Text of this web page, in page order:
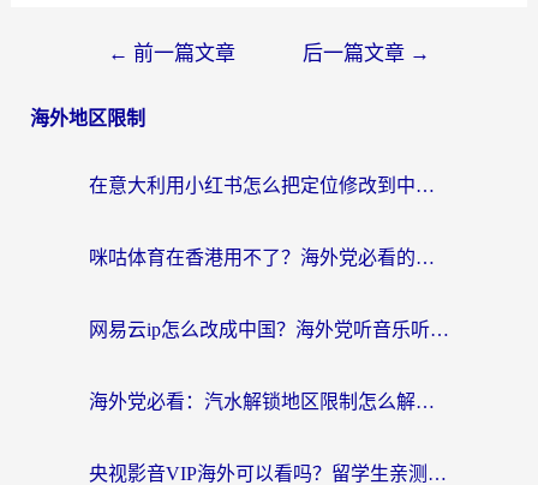
← 前一篇文章 后一篇文章 →
海外地区限制
在意大利用小红书怎么把定位修改到中国国内？3个实用技巧+1个靠谱工具帮你搞定
咪咕体育在香港用不了？海外党必看的回国加速器选择指南（附3个真实场景解决方案）
网易云ip怎么改成中国？海外党听音乐听书的无痛解决方案
海外党必看：汽水解锁地区限制怎么解除？3招解决国内影音&生活服务难题
央视影音VIP海外可以看吗？留学生亲测有效的回国加速器选择指南